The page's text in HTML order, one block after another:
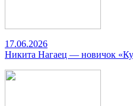
17.06.2026
Никита Нагаец — новичок